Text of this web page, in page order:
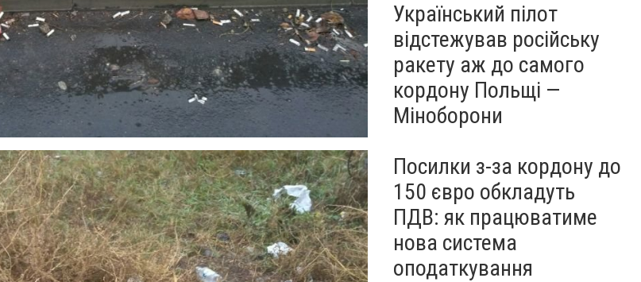
Український пілот
відстежував російську
ракету аж до самого
кордону Польщі —
Міноборони
Посилки з-за кордону до
150 євро обкладуть
ПДВ: як працюватиме
нова система
оподаткування